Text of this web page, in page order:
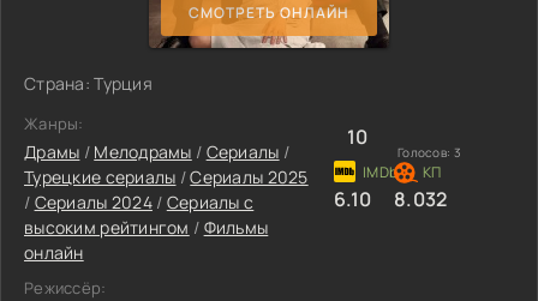
СМОТРЕТЬ ОНЛАЙН
Страна: Турция
Жанры:
Драмы / Мелодрамы / Сериалы /
Турецкие сериалы /Сериалы 2025
/ Сериалы 2024/ Сериалы с
высоким рейтингом / Фильмы
онлайн
Режиссёр:
10
Голосов: 3
6.10 8.032